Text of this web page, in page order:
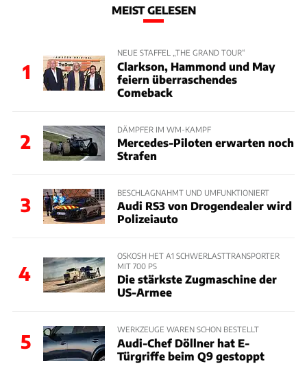
MEIST GELESEN
1
NEUE STAFFEL „THE GRAND TOUR“
Clarkson, Hammond und May
feiern überraschendes
Comeback
2
DÄMPFER IM WM-KAMPF
Mercedes-Piloten erwarten noch
Strafen
3
BESCHLAGNAHMT UND UMFUNKTIONIERT
Audi RS3 von Drogendealer wird
Polizeiauto
4
OSKOSH HET A1 SCHWERLASTTRANSPORTER
MIT 700 PS
Die stärkste Zugmaschine der
US-Armee
5
WERKZEUGE WAREN SCHON BESTELLT
Audi-Chef Döllner hat E-
Türgriffe beim Q9 gestoppt